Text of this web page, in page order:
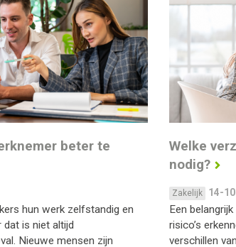
beter te
hun werk zelfstandig en
is niet altijd
Nieuwe mensen zijn
Welke
nodig?
Zakelijk 14-
Een
risico’s
verschillen